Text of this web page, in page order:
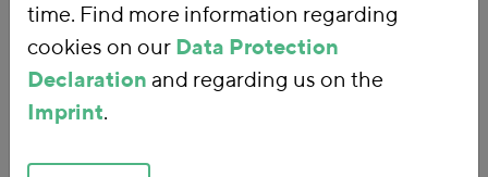
time. Find more information regarding
cookies on our Data Protection
Declaration and regarding us on the
Imprint.